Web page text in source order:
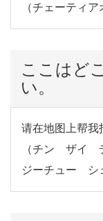
（チェーティ
ここはど
い。
请在地图上帮我
（チン ザイ
ジーチュー シ